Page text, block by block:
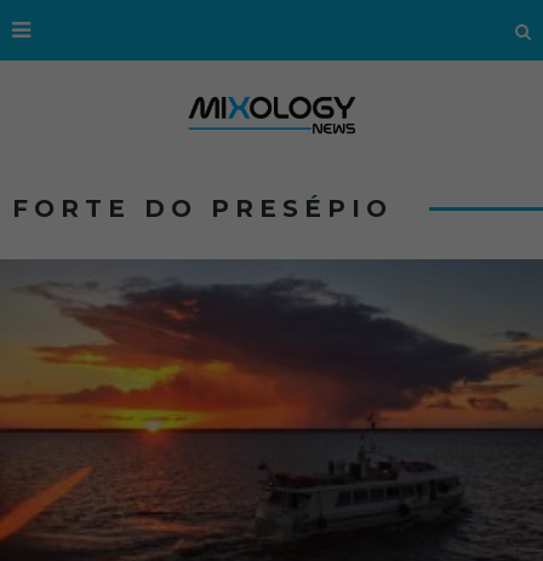
FORTE DO PRESÉPIO